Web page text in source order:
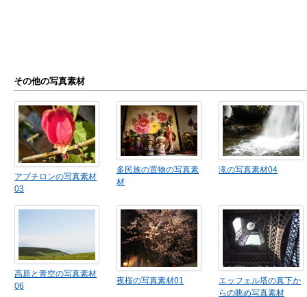
その他の写真素材
アブチロンの写真素材
03
多民族の置物の写真素
材
滝の写真素材04
高原と青空の写真素材
06
夜桜の写真素材01
エッフェル塔の真下か
らの眺め写真素材